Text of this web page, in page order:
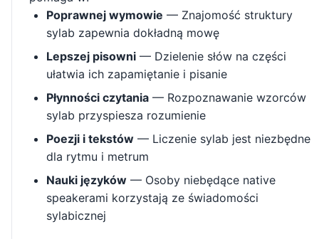
Poprawnej wymowie — Znajomość struktury
sylab zapewnia dokładną mowę
Lepszej pisowni — Dzielenie słów na części
ułatwia ich zapamiętanie i pisanie
Płynności czytania — Rozpoznawanie wzorców
sylab przyspiesza rozumienie
Poezji i tekstów — Liczenie sylab jest niezbędne
dla rytmu i metrum
Nauki języków — Osoby niebędące native
speakerami korzystają ze świadomości
sylabicznej